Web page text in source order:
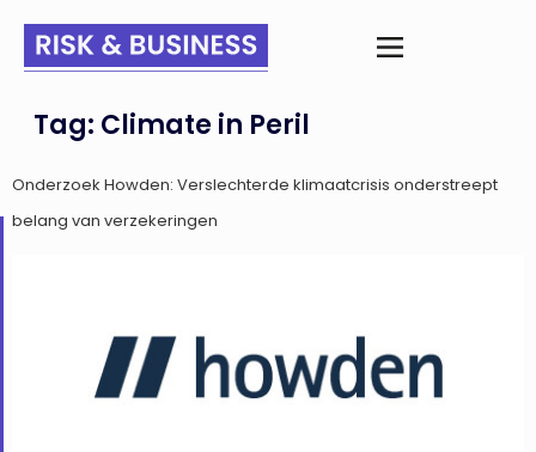
Tag: Climate in Peril
Onderzoek Howden: Verslechterde klimaatcrisis onderstreept
belang van verzekeringen